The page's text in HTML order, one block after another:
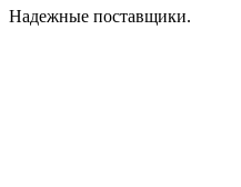
Надежные поставщики.